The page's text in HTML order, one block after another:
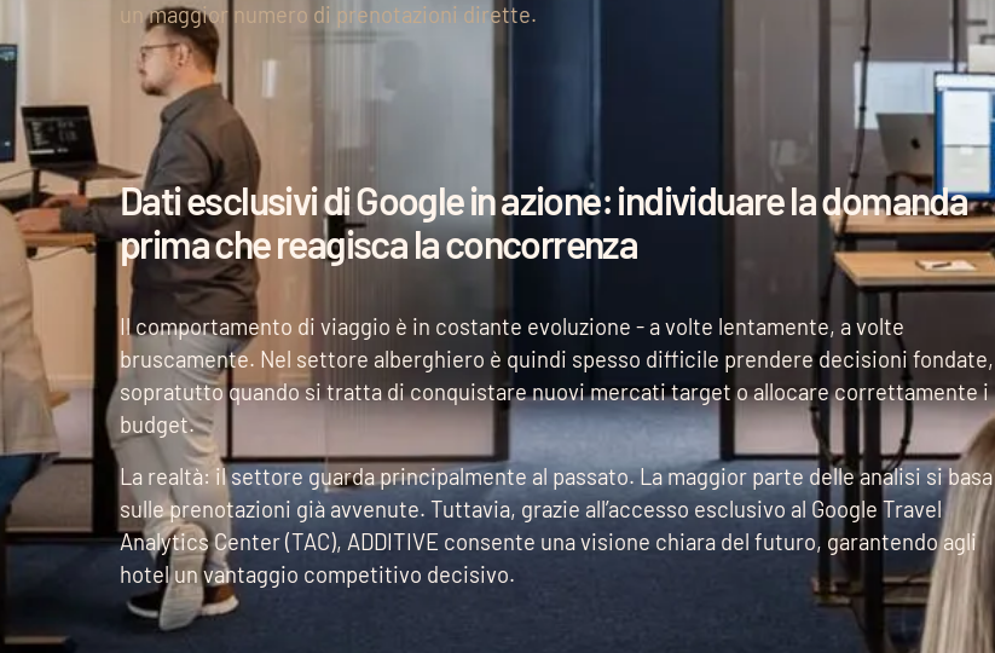
un maggior numero di prenotazioni dirette.
Dati esclusivi di Google in azione: individuare la domanda
prima che reagisca la concorrenza
Il comportamento di viaggio è in costante evoluzione - a volte lentamente, a volte
bruscamente. Nel settore alberghiero è quindi spesso difficile prendere decisioni fondate,
sopratutto quando si tratta di conquistare nuovi mercati target o allocare correttamente i
budget.
La realtà: il settore guarda principalmente al passato. La maggior parte delle analisi si basa
sulle prenotazioni già avvenute. Tuttavia, grazie all’accesso esclusivo al Google Travel
Analytics Center (TAC), ADDITIVE consente una visione chiara del futuro, garantendo agli
hotel un vantaggio competitivo decisivo.